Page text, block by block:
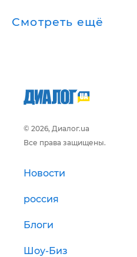
Смотреть ещё
© 2026, Диалог.ua
Все права защищены.
Новости
россия
Блоги
Шоу-Биз